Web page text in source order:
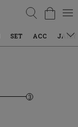
검색
SET ACC JAILY
3